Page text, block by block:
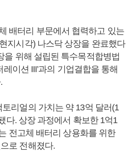
배터리 부문에서 협력하고 있는
지시각) 나스닥 상장을 완료했다
을 위해 설립된 특수목적합병법
레이션 III’과의 기업결합을 통해
리얼의 가치는 약 13억 달러(1
다. 상장 과정에서 확보한 1억1
전고체 배터리 상용화를 위한
로 전해졌다.